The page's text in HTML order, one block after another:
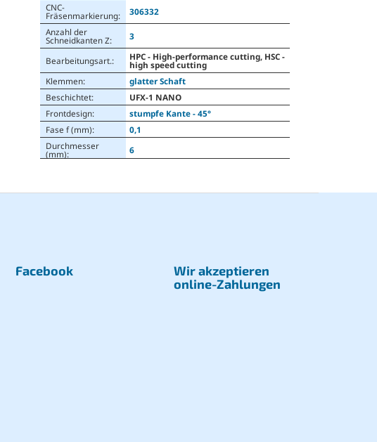
CNC-
Fräsenmarkierung:
306332
Anzahl der
Schneidkanten Z: 3
Bearbeitungsart.: HPC - High-performance cutting, HSC -
high speed cutting
Klemmen:
glatter Schaft
Beschichtet:
UFX-1 NANO
Frontdesign:
stumpfe Kante - 45°
Fase f (mm):
0,1
Durchmesser
(mm): 6
Facebook
Wir akzeptieren
online-Zahlungen